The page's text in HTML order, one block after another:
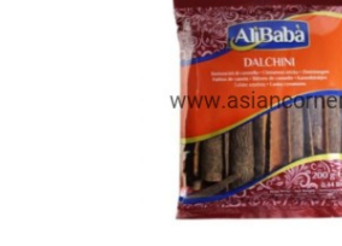
do koszyka